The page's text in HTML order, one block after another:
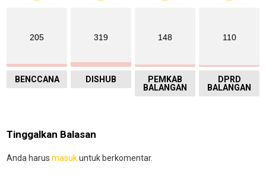
205
BENCCANA
319
DISHUB
148
PEMKAB
BALANGAN
110
DPRD
BALANGAN
Tinggalkan Balasan
Anda harus masukuntuk berkomentar.